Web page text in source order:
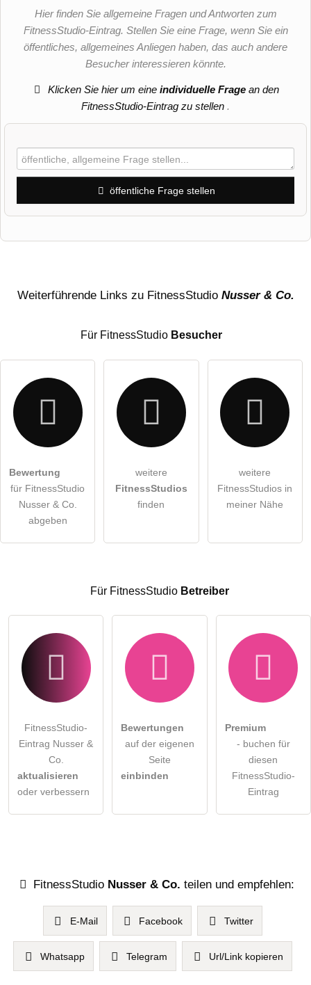
Hier finden Sie allgemeine Fragen und Antworten zum
FitnessStudio-Eintrag. Stellen Sie eine Frage, wenn Sie ein
öffentliches, allgemeines Anliegen haben, das auch andere
Besucher interessieren könnte.
Klicken Sie hier um eineindividuelle Frage an den
FitnessStudio-Eintrag zu stellen .
öffentliche Frage stellen
E-Mail-Adresse (wird nicht veröffentlicht)
Hiermit akzeptiere ich dieAGB
DieDatenschutzerklärung habe ich zur Kenntnis genommen.
Besucher sichtbar
Weiterführende Links zu FitnessStudio Nusser & Co.
Für FitnessStudio Besucher
Bewertung
für FitnessStudio
Nusser & Co.
abgeben
weitere
FitnessStudios
finden
weitere
FitnessStudios in
meiner Nähe
Für FitnessStudio Betreiber
FitnessStudio-
Eintrag Nusser &
Co.
aktualisieren
oder verbessern
Bewertungen
auf der eigenen
Seite
einbinden
Premium
- buchen für
diesen
FitnessStudio-
Eintrag
FitnessStudio Nusser & Co. teilen und empfehlen:
E-Mail Facebook Twitter
Whatsapp Telegram Url/Link kopieren